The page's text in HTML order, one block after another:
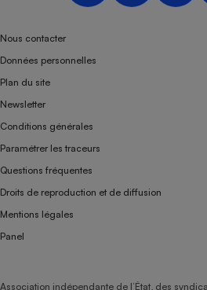
Nous contacter
Données personnelles
Plan du site
Newsletter
Conditions générales
Paramétrer les traceurs
Questions fréquentes
Droits de reproduction et de diffusion
Mentions légales
Panel
Association indépendante de l’État, des